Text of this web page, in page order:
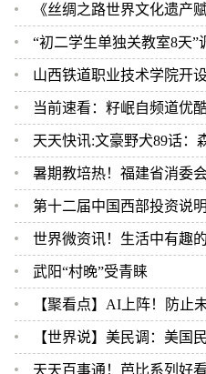
《丝绸之路世界文化遗产
“初二学生单独关教室8天”调查
山西铁道职业技术学院开设专业有什
当前速看：籽岷自频道优
天天快讯:文豪野犬89话：森首领反间
暑期教培热！福建省消委会
第十二届中国西部投资说明会在蓉
世界微资讯！生活中有趣
武阳“村晚”受青睐
【聚看点】AI上阵！防止未成年人
【世界说】美民调：美国民主状况令普通民
天天百事通！芭比系列好看的电影大全_